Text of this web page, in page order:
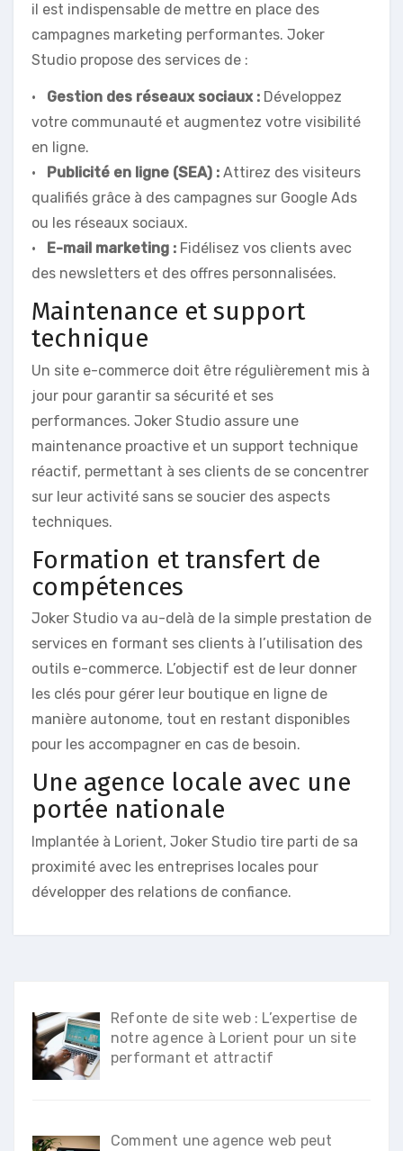
il est indispensable de mettre en place des
campagnes marketing performantes. Joker
Studio propose des services de :
• Gestion des réseaux sociaux : Développez
votre communauté et augmentez votre visibilité
en ligne.
•
Publicité en ligne (SEA) : Attirez des visiteurs
qualifiés grâce à des campagnes sur Google Ads
ou les réseaux sociaux.
• E-mail marketing : Fidélisez vos clients avec
des newsletters et des offres personnalisées.
Maintenance et support
technique
Un site e-commerce doit être régulièrement mis à
jour pour garantir sa sécurité et ses
performances. Joker Studio assure une
maintenance proactive et un support technique
réactif, permettant à ses clients de se concentrer
sur leur activité sans se soucier des aspects
techniques.
Formation et transfert de
compétences
Joker Studio va au-delà de la simple prestation de
services en formant ses clients à l’utilisation des
outils e-commerce. L’objectif est de leur donner
les clés pour gérer leur boutique en ligne de
manière autonome, tout en restant disponibles
pour les accompagner en cas de besoin.
Une agence locale avec une
portée nationale
Implantée à Lorient, Joker Studio tire parti de sa
proximité avec les entreprises locales pour
développer des relations de confiance.
Refonte de site web : L’expertise de
notre agence à Lorient pour un site
performant et attractif
Comment une agence web peut